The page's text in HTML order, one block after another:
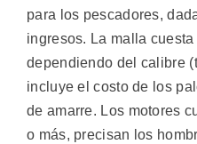
para los pescadores,
ingresos. La malla
dependiendo del calibre
incluye el costo de los
de amarre. Los motores
o más, precisan los